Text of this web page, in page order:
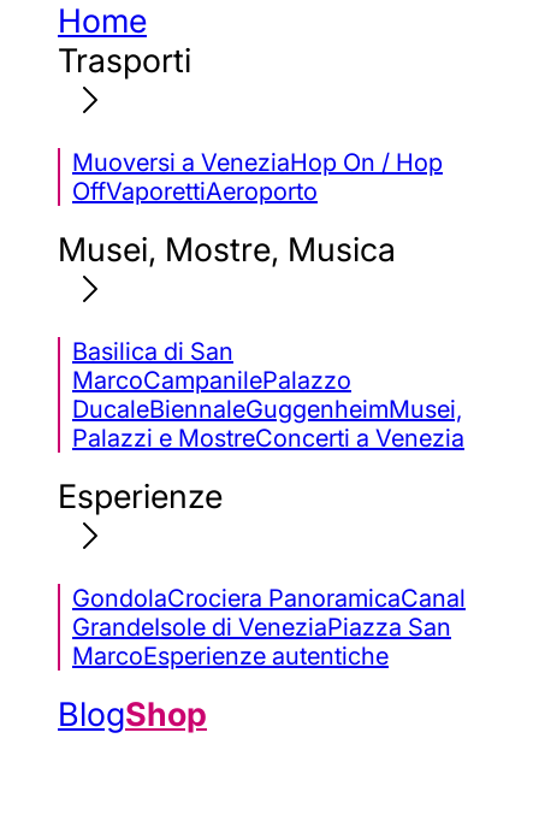
Home
Trasporti
Muoversi a VeneziaHop On / Hop
OffVaporettiAeroporto
Musei, Mostre, Musica
Basilica di San
MarcoCampanilePalazzo
DucaleBiennaleGuggenheimMusei,
Palazzi e MostreConcerti a Venezia
Esperienze
GondolaCrociera PanoramicaCanal
GrandeIsole di VeneziaPiazza San
MarcoEsperienze autentiche
BlogShop